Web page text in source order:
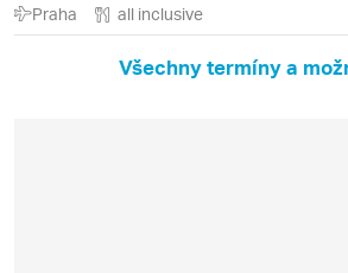
Praha all inclusive
Všechny termíny a